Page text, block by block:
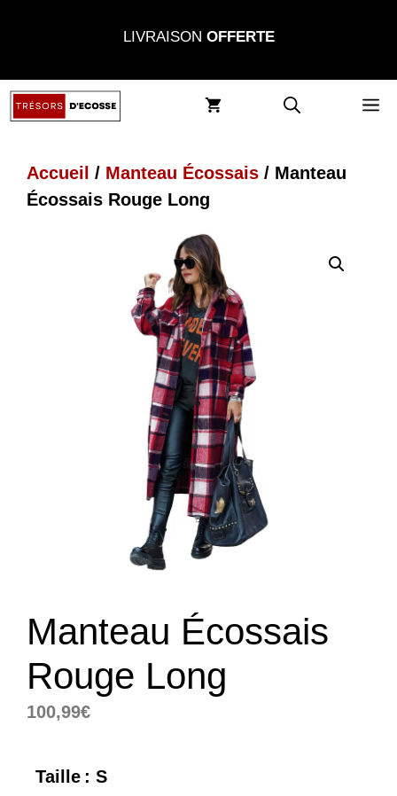
LIVRAISON OFFERTE
Accueil / Manteau Écossais / Manteau
Écossais Rouge Long
Manteau Écossais
Rouge Long
100,99€
Taille : S